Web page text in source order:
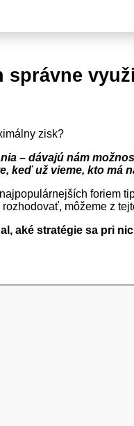
– dávajú nám
keď už vieme, kto má
foriem
môžeme z
aké stratégie sa pri